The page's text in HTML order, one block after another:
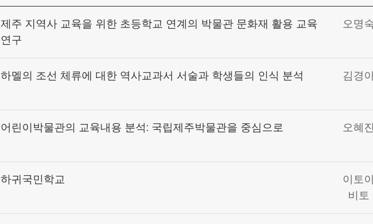
제주 지역사 교육을 위한 초등학교 연계의 박물관 문화재 활용 교육
연구
오명
하멜의 조선 체류에 대한 역사교과서 서술과 학생들의 인식 분석 김경
어린이박물관의 교육내용 분석: 국립제주박물관을 중심으로 오혜
하귀국민학교
이토
비토